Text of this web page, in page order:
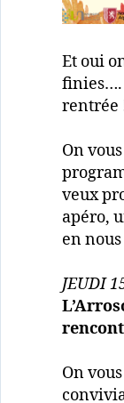
Et oui
finies….
rentrée
On
veux
apéro,
en
JEUDI
On